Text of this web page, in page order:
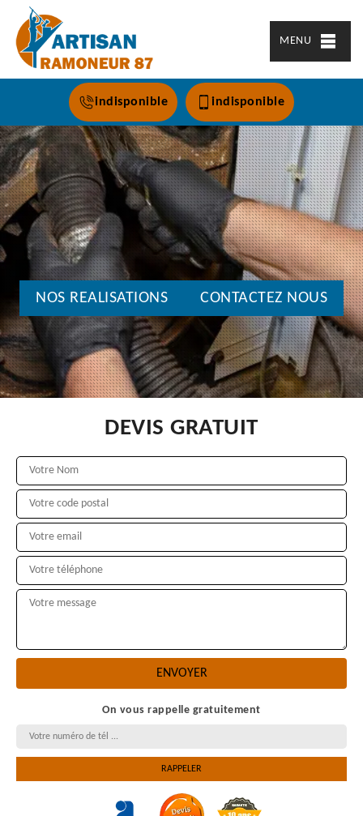
MENU
indisponible indisponible
NOS REALISATIONS CONTACTEZ NOUS
DEVIS GRATUIT
On vous rappelle gratuitement